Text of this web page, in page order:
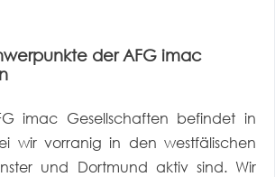
der AFG imac
imac Gesellschaften befindet in
wir vorranig in den westfälischen
und Dortmund aktiv sind. Wir